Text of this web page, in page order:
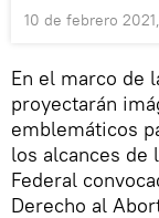
10 de febrero
En el marco de
proyectarán
emblemáticos
los alcances de
Federal
Derecho al